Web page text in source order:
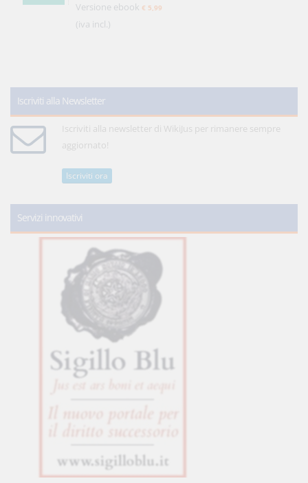
Versione ebook € 5,99
(iva incl.)
Iscriviti alla Newsletter
Iscriviti alla newsletter di WikiJus per rimanere sempre
aggiornato!
Iscriviti ora
Servizi innovativi